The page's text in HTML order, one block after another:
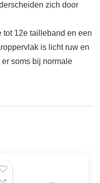
zich door
12e tailleband en een
is licht ruw en
soms bij normale